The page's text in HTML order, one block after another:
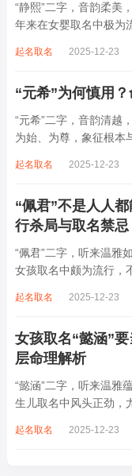
“静熙”二字，音韵柔美
年来在女婴取名中极为
象，实藏金水偏寒、火
起名取名 2025-12-23
“元希”为何慎用
“元希”二字，音韵清越
为始、为尊，象征根本
象。然姓名非止文雅，
起名取名 2025-12-23
“佩君”不是人人
行杀局与取名禁忌
“佩君”二字，听来温雅
女孩取名中颇为流行，
察“佩君”之象，实藏金
起名取名 2025-12-23
女孩取名“懿涵”
层命理解析
“懿涵”二字，听来温雅
生儿取名中风头正劲，
也如逆水行舟，徒增心
起名取名 2025-12-23